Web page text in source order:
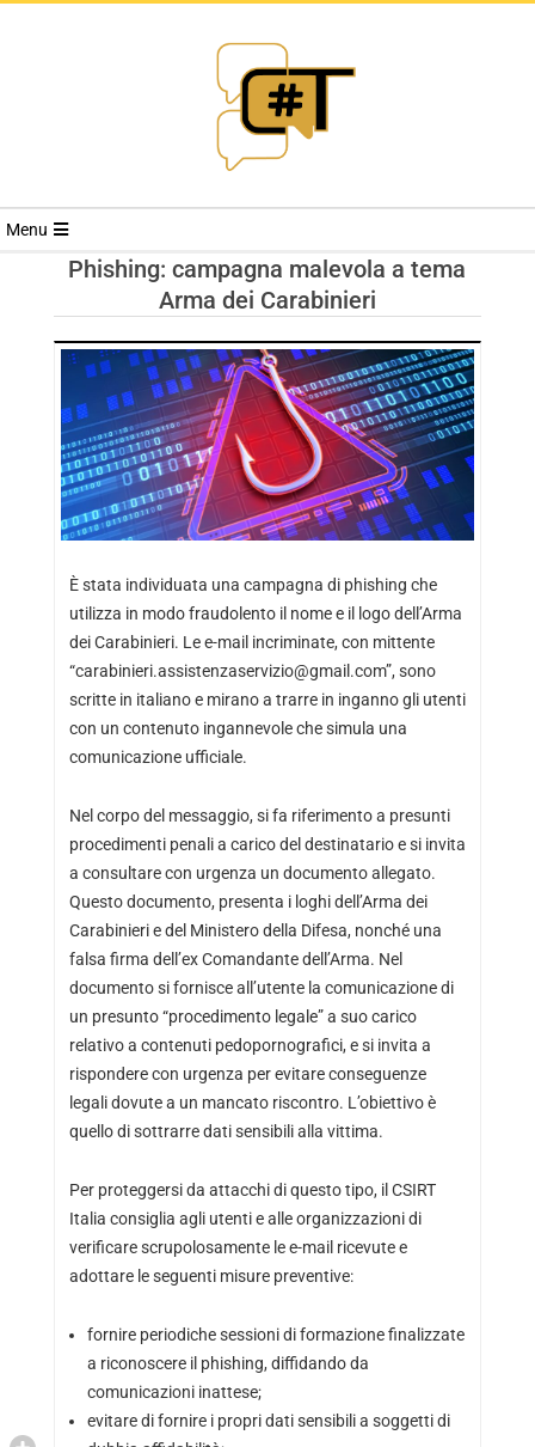
RIVISTA
TRENDS
Menu
Phishing: campagna malevola a tema
Arma dei Carabinieri
È stata individuata una campagna di phishing che
utilizza in modo fraudolento il nome e il logo dell’Arma
dei Carabinieri. Le e-mail incriminate, con mittente
“carabinieri.assistenzaservizio@gmail.com”, sono
scritte in italiano e mirano a trarre in inganno gli utenti
con un contenuto ingannevole che simula una
comunicazione ufficiale.
Nel corpo del messaggio, si fa riferimento a presunti
procedimenti penali a carico del destinatario e si invita
a consultare con urgenza un documento allegato.
Questo documento, presenta i loghi dell’Arma dei
Carabinieri e del Ministero della Difesa, nonché una
falsa firma dell’ex Comandante dell’Arma. Nel
documento si fornisce all’utente la comunicazione di
un presunto “procedimento legale” a suo carico
relativo a contenuti pedopornografici, e si invita a
rispondere con urgenza per evitare conseguenze
legali dovute a un mancato riscontro. L’obiettivo è
quello di sottrarre dati sensibili alla vittima.
Per proteggersi da attacchi di questo tipo, il CSIRT
Italia consiglia agli utenti e alle organizzazioni di
verificare scrupolosamente le e-mail ricevute e
adottare le seguenti misure preventive:
fornire periodiche sessioni di formazione finalizzate
a riconoscere il phishing, diffidando da
comunicazioni inattese;
evitare di fornire i propri dati sensibili a soggetti di